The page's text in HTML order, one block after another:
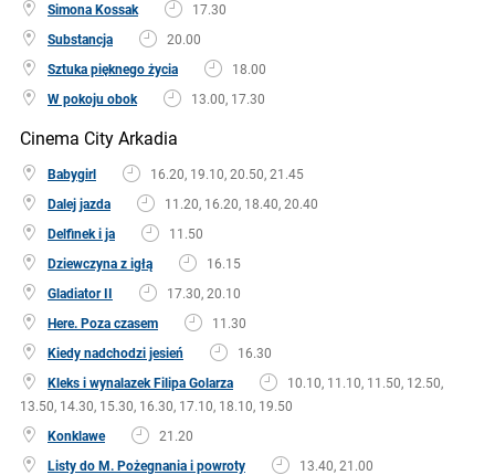
Simona Kossak
17.30
Substancja
20.00
Sztuka pięknego życia
18.00
W pokoju obok
13.00, 17.30
Cinema City Arkadia
Babygirl
16.20, 19.10, 20.50, 21.45
Dalej jazda
11.20, 16.20, 18.40, 20.40
Delfinek i ja
11.50
Dziewczyna z igłą
16.15
Gladiator II
17.30, 20.10
Here. Poza czasem
11.30
Kiedy nadchodzi jesień
16.30
Kleks i wynalazek Filipa Golarza
10.10, 11.10, 11.50, 12.50,
13.50, 14.30, 15.30, 16.30, 17.10, 18.10, 19.50
Konklawe
21.20
Listy do M. Pożegnania i powroty
13.40, 21.00